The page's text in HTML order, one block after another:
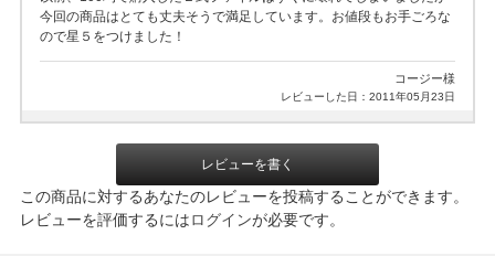
今回の商品はとても丈夫そうで満足しています。お値段もお手ごろな
ので星５をつけました！
コージー様
レビューした日：2011年05月23日
レビューを書く
この商品に対するあなたのレビューを投稿することができます。
レビューを評価するにはログインが必要です。